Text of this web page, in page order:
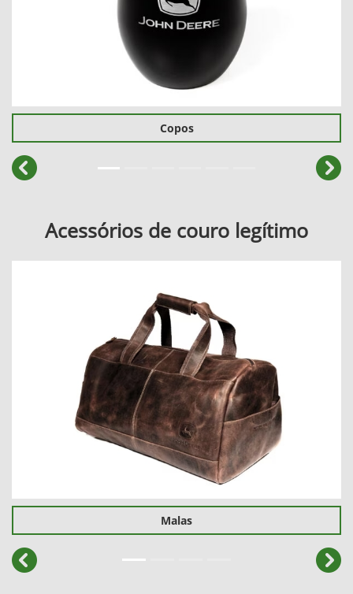
Copos
templates.template-
Acessórios de couro legítimo
Malas
templates.template-